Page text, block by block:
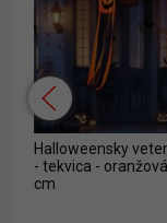
Halloweensky
- tekvica -
cm